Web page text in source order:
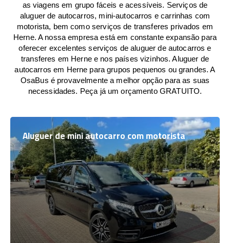
as viagens em grupo fáceis e acessíveis. Serviços de
aluguer de autocarros, mini-autocarros e carrinhas com
motorista, bem como serviços de transferes privados em
Herne. A nossa empresa está em constante expansão para
oferecer excelentes serviços de aluguer de autocarros e
transferes em Herne e nos países vizinhos. Aluguer de
autocarros em Herne para grupos pequenos ou grandes. A
OsaBus é provavelmente a melhor opção para as suas
necessidades. Peça já um orçamento GRATUITO.
Aluguer de mini autocarro com motorista